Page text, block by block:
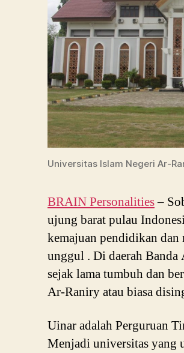
Universitas Islam Negeri Ar-
BRAIN Personalities–
ujung barat pulau
kemajuan pendidikan dan
unggul . Di daerah
sejak lama tumbuh dan
Ar-Raniry atau biasa
Uinar adalah Perguruan
Menjadi universitas yang